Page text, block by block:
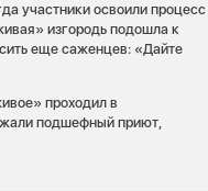
участники освоили процесс
изгородь подошла к
еще саженцев: «Дайте
проходил в
подшефный приют,